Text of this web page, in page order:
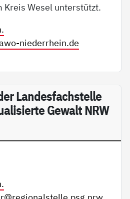
Kreis Wesel unterstützt.
niederrhein.de
Lan­des­fach­s­tel­le
Ge­walt NRW